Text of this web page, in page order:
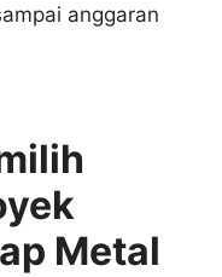
anggaran
Metal